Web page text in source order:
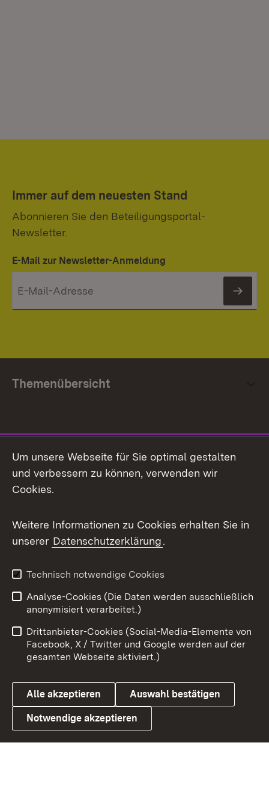
Immer auf dem neuesten Stand
Abonnieren Sie den Beteiligungsportal-
Newsletter.
E-Mail zur Newsletter-Anmeldung
Themenübersicht
Facebook
X / Twitter
Youtube
Link zum Landesportal
Impressum
Kontakt
Barrierefreiheit
Datenschutz
Cookies
Um unsere Webseite für Sie optimal gestalten
und verbessern zu können, verwenden wir
Cookies.
Weitere Informationen zu Cookies erhalten Sie in
unserer Datenschutzerklärung.
Technisch notwendige Cookies
Analyse-Cookies (Die Daten werden ausschließlich
anonymisiert verarbeitet.)
Drittanbieter-Cookies (Social-Media-Elemente von
Facebook, X / Twitter und Google werden auf der
gesamten Webseite aktiviert.)
Alle akzeptieren Auswahl bestätigen
Notwendige akzeptieren